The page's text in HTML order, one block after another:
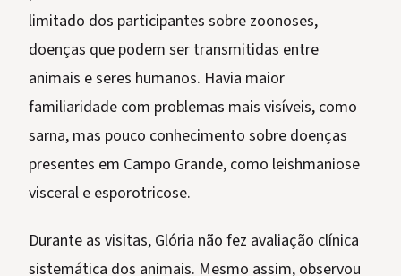
limitado dos participantes sobre zoonoses,
doenças que podem ser transmitidas entre
animais e seres humanos. Havia maior
familiaridade com problemas mais visíveis, como
sarna, mas pouco conhecimento sobre doenças
presentes em Campo Grande, como leishmaniose
visceral e esporotricose.
Durante as visitas, Glória não fez avaliação clínica
sistemática dos animais. Mesmo assim, observou